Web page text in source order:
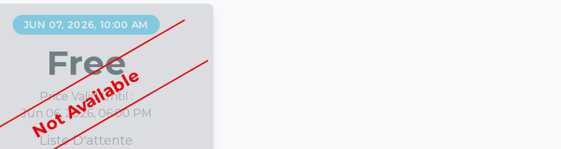
Not Available
JUN 07, 2026, 10:00 AM
Free
Price Valid Until :
Jun 06, 2026, 06:00 PM
Liste D'attente